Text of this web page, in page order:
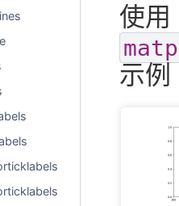
使用
示例